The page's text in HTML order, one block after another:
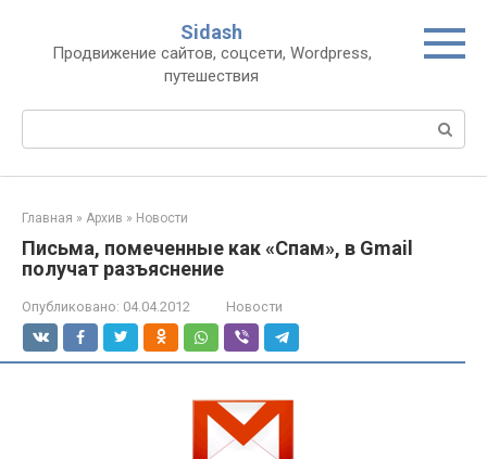
контенту
Sidash
Продвижение сайтов, соцсети, Wordpress,
путешествия
Главная » Архив » Новости
Письма, помеченные как «Спам», в Gmail
получат разъяснение
Опубликовано: 04.04.2012 Новости